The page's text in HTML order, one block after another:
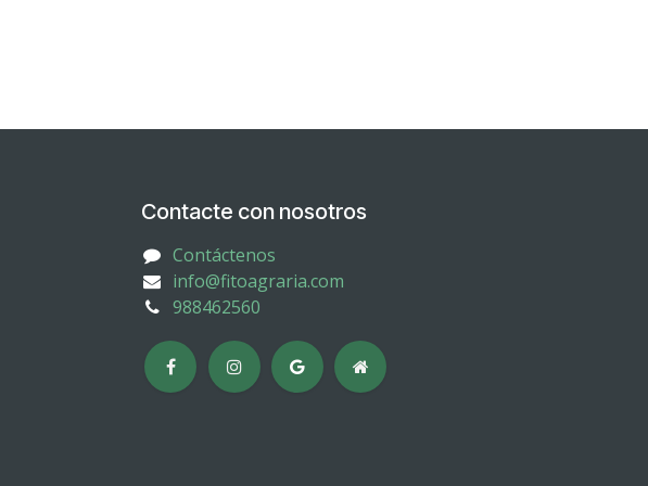
Contacte con nosotros
Contáctenos
info@fitoagraria.com
988462560